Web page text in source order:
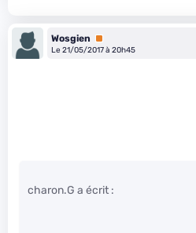
Wosgien
Premium
Le 21/05/2017 à 20h45
charon.G a écrit :